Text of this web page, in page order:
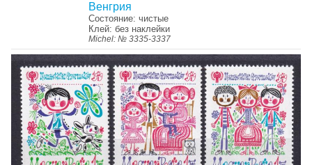
Венгрия
Состояние: чистые
Клей: без наклейки
Michel: № 3335-3337